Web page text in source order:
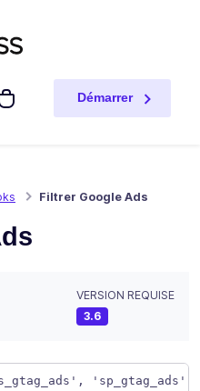
panier
Démarrer
Filtrer Google Ads
VERSION REQUISE
3.6
'sp_gtag_ads');